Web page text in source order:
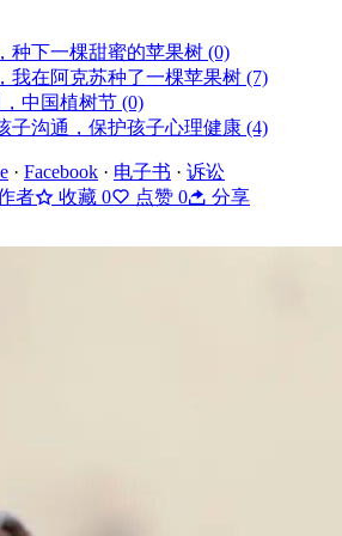
种下一棵甜蜜的苹果树 (0)
我在阿克苏种了一棵苹果树 (7)
中国植树节 (0)
子沟通，保护孩子心理健康 (4)
· Facebook · 电子书 · 诉讼
者 收藏 0 点赞 0 分享